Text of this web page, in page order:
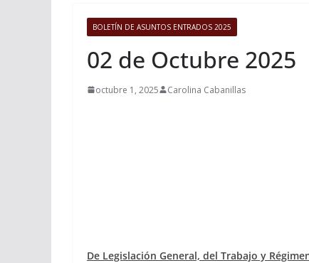
BOLETÍN DE ASUNTOS ENTRADOS 2025
02 de Octubre 2025
octubre 1, 2025 Carolina Cabanillas
De Legislación General, del Trabajo y